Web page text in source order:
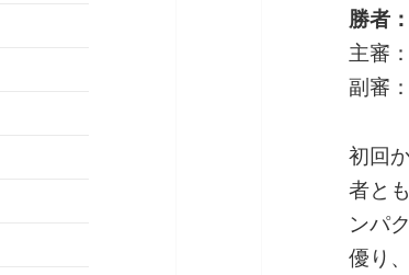
勝者
主審
副審
初回
者と
ンパ
優り